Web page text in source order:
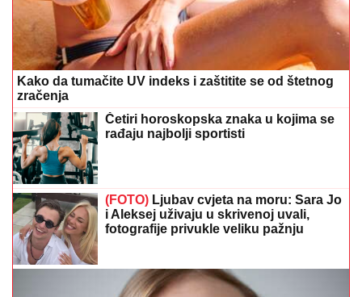
Kako da tumačite UV indeks i zaštitite se od štetnog
zračenja
Četiri horoskopska znaka u kojima se
rađaju najbolji sportisti
(FOTO) Ljubav cvjeta na moru: Sara Jo
i Aleksej uživaju u skrivenoj uvali,
fotografije privukle veliku pažnju